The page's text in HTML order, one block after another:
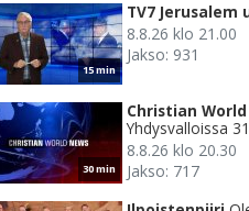
15 min
TV7 Jerusalem
8.8.26 klo 21.00
Jakso: 931
30 min
Christian
Yhdysvalloissa
8.8.26 klo 20.30
Jakso: 717